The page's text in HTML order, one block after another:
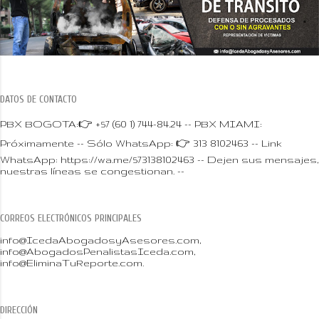
DATOS DE CONTACTO
PBX BOGOTA:👉 +57 (60 1) 744-84.24 -- PBX MIAMI:
Próximamente -- Sólo WhatsApp: 👉 313 8102463 -- Link
WhatsApp: https://wa.me/573138102463 -- Dejen sus mensajes,
nuestras líneas se congestionan. --
CORREOS ELECTRÓNICOS PRINCIPALES
info@IcedaAbogadosyAsesores.com,
info@AbogadosPenalistasIceda.com,
info@EliminaTuReporte.com.
DIRECCIÓN